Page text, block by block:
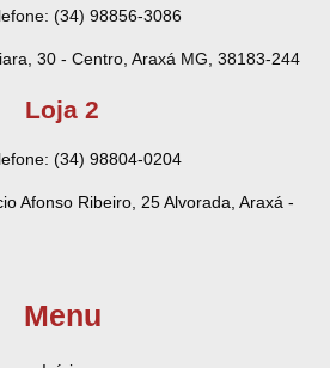
(34) 98856-3086
30 - Centro, Araxá MG, 38183-244
Loja 2
(34) 98804-0204
Afonso Ribeiro, 25 Alvorada, Araxá -
Menu